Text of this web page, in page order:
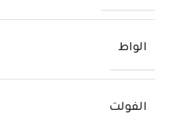
الواط
الفولت